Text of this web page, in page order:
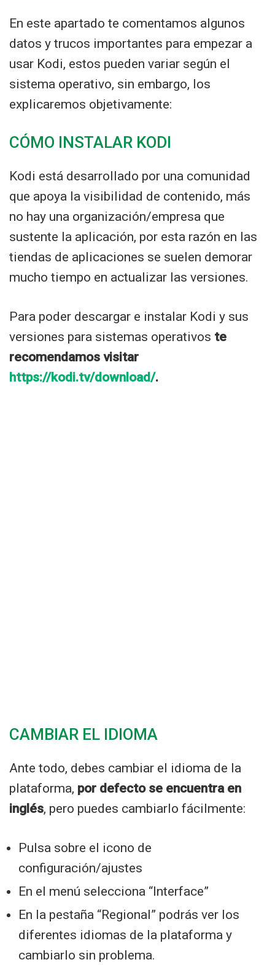
En este apartado te comentamos algunos
datos y trucos importantes para empezar a
usar Kodi, estos pueden variar según el
sistema operativo, sin embargo, los
explicaremos objetivamente:
CÓMO INSTALAR KODI
Kodi está desarrollado por una comunidad
que apoya la visibilidad de contenido, más
no hay una organización/empresa que
sustente la aplicación, por esta razón en las
tiendas de aplicaciones se suelen demorar
mucho tiempo en actualizar las versiones.
Para poder descargar e instalar Kodi y sus
versiones para sistemas operativos te
recomendamos visitar
https://kodi.tv/download/.
CAMBIAR EL IDIOMA
Ante todo, debes cambiar el idioma de la
plataforma, por defecto se encuentra en
inglés, pero puedes cambiarlo fácilmente:
Pulsa sobre el icono de
configuración/ajustes
En el menú selecciona “Interface”
En la pestaña “Regional” podrás ver los
diferentes idiomas de la plataforma y
cambiarlo sin problema.